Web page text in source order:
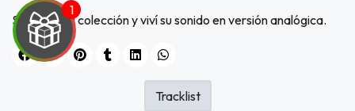
Sumalo a tu colección y viví su sonido en versión analógica.
Tracklist